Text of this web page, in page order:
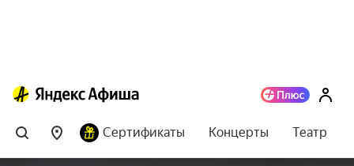
Сертификаты Концерты Театр